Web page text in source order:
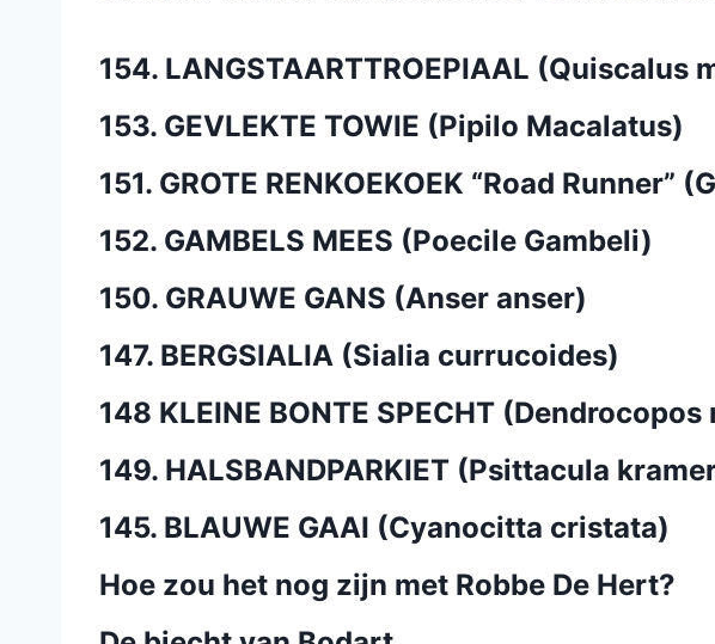
154. LANGSTAARTTROEPIAAL (Quiscalus
153. GEVLEKTE TOWIE (Pipilo Macalatus)
151. GROTE RENKOEKOEK “Road
152. GAMBELS MEES (Poecile Gambeli)
150. GRAUWE GANS (Anser anser)
147. BERGSIALIA (Sialia currucoides)
148 KLEINE BONTE SPECHT
149. HALSBANDPARKIET (Psittacula
145. BLAUWE GAAI (Cyanocitta cristata)
Hoe zou het nog zijn met Robbe De Hert?